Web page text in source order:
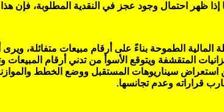
إذا ظهر احتمال وجود عجز في النقدية المطلوبة، فإن
المالية الطموحة بناءً على أرقام مبيعات متفائلة،
المتقشفة ويتوقع الأسوأ من تدني أرقام
استعراض سيناريوهات المستقبل ووضع الخطط
قراراته وعدم تجانسها.